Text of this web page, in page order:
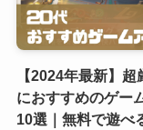
【2024年最新】
におすすめのゲー
10選｜無料で遊べ